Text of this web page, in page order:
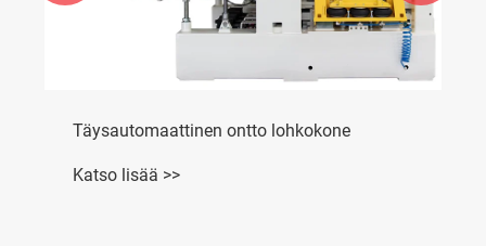
Täysautomaattinen ontto lohkokone
Katso lisää >>